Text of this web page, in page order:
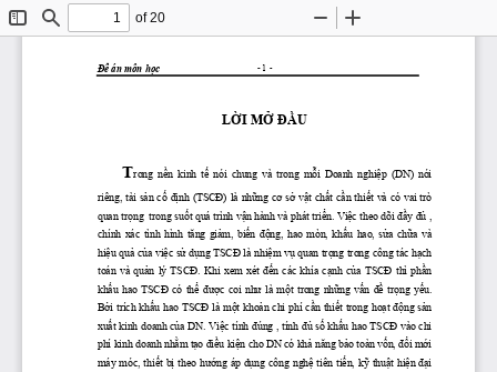
ToggleFind
of 20
Zoom
Đề án môn học - 1 -
LỜI MỞ ĐẦU
Trong nền
  kinh
tế
  nói  chung  và  trong
mỗi
  Doanh
nghiệp
  (DN)  nói
riêng, tài sản cố định (TSCĐ) là những cơ sở vật chất cần thiết và có vai trò
quan trọng
  trong
suốt quá trình vận hành và phát triển. Việc theo dõi đầy đủ
chính  xác  tình  hình tăng giảm, biến động,
  hao  mòn,
khấu
  hao,
sửa chữa
  và
hiệu quả của việc sử dụng TSCĐ là nhiệm vụ quan trọng trong công tác hạch
toán  và quản
  lý
TSCĐ.
  Khi  xem  xét
đến
  các  khía
cạnh của TSCĐ
  thì
phần
khấu
  hao
TSCĐ
  có
thể được
  coi
như
  là
một
  trong
những vấn đề trọng yếu.
Bởi trích khấu hao TSCĐ là một khoản chi phí cần thiết trong hoạt động sản
xuất kinh doanh của DN. Việc tính đúng , tính đủ số khấu hao TSCĐ vào chi
phí kinh doanh nhằm tạo điều kiện cho DN có khả năng bảo toàn vốn, đổi mới
máy móc, thiết bị theo hướng áp dụng công nghệ tiên tiến, kỹ thuật hiện đại